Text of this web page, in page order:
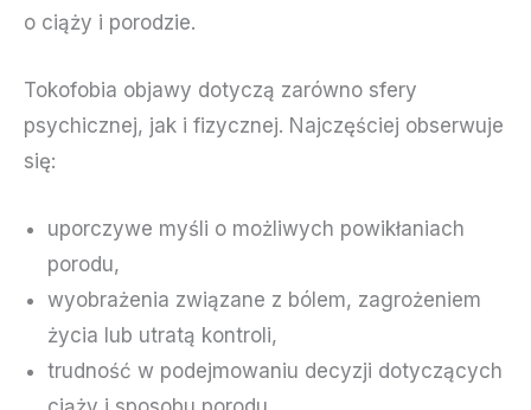
o ciąży i porodzie.
Tokofobia objawy dotyczą zarówno sfery
psychicznej, jak i fizycznej. Najczęściej obserwuje
się:
uporczywe myśli o możliwych powikłaniach
porodu,
wyobrażenia związane z bólem, zagrożeniem
życia lub utratą kontroli,
trudność w podejmowaniu decyzji dotyczących